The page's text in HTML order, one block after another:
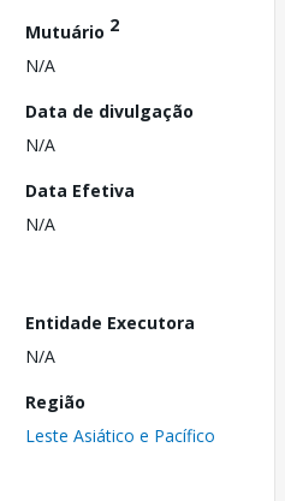
Mutuário 2
N/A
Data de divulgação
N/A
Data Efetiva
N/A
Entidade Executora
N/A
Região
Leste Asiático e Pacífico